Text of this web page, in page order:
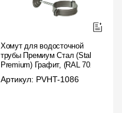
Хомут для водосточной
трубы Премиум Стал (Stal
Premium) Графит, (RAL 7024)
Артикул: PVHT-1086